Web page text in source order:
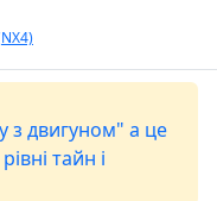
з двигуном" а це
тайн і